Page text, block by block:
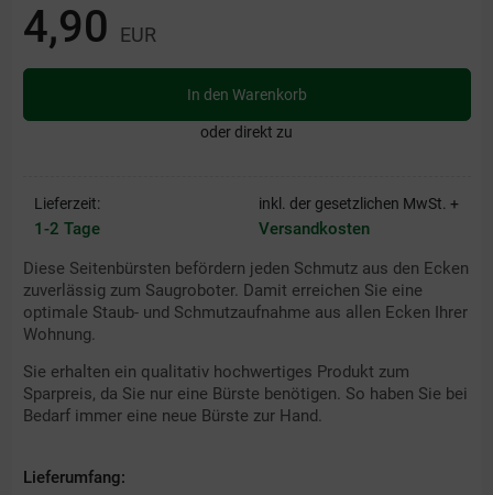
4,90 EUR
In den Warenkorb
oder direkt zu
Lieferzeit:
1-2 Tage
inkl. der gesetzlichen MwSt. +
Versandkosten
Diese Seitenbürsten befördern jeden Schmutz aus den Ecken
zuverlässig zum Saugroboter. Damit erreichen Sie eine
optimale Staub- und Schmutzaufnahme aus allen Ecken Ihrer
Wohnung.
Sie erhalten ein qualitativ hochwertiges Produkt zum
Sparpreis, da Sie nur eine Bürste benötigen. So haben Sie bei
Bedarf immer eine neue Bürste zur Hand.
Lieferumfang: